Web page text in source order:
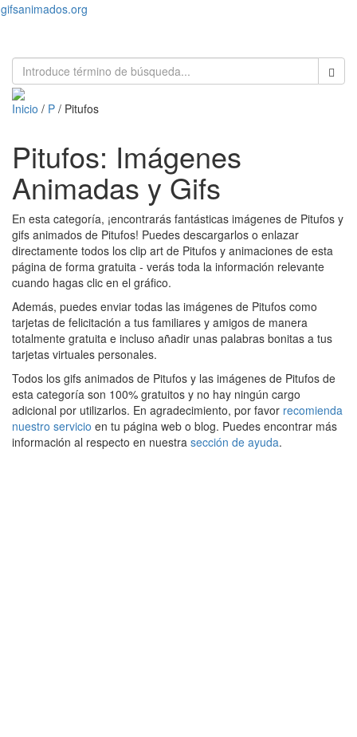
gifsanimados.org
Inicio / P / Pitufos
Pitufos: Imágenes
Animadas y Gifs
En esta categoría, ¡encontrarás fantásticas imágenes de Pitufos y
gifs animados de Pitufos! Puedes descargarlos o enlazar
directamente todos los clip art de Pitufos y animaciones de esta
página de forma gratuita - verás toda la información relevante
cuando hagas clic en el gráfico.
Además, puedes enviar todas las imágenes de Pitufos como
tarjetas de felicitación a tus familiares y amigos de manera
totalmente gratuita e incluso añadir unas palabras bonitas a tus
tarjetas virtuales personales.
Todos los gifs animados de Pitufos y las imágenes de Pitufos de
esta categoría son 100% gratuitos y no hay ningún cargo
adicional por utilizarlos. En agradecimiento, por favor recomienda
nuestro servicio en tu página web o blog. Puedes encontrar más
información al respecto en nuestra sección de ayuda.